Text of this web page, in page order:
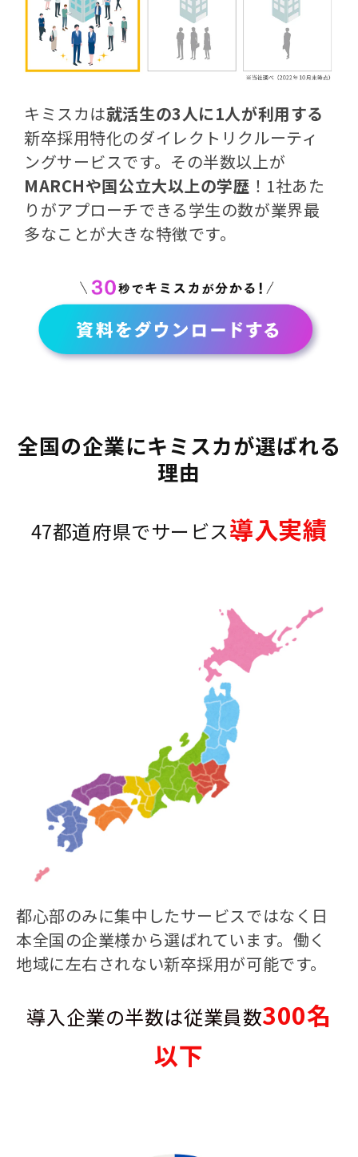
キミスカは就活生の3人に1人が利用する
新卒採用特化のダイレクトリクルーティ
ングサービスです。その半数以上が
MARCHや国公立大以上の学歴 ！1社あた
りがアプローチできる学生の数が業界最
多なことが大きな特徴です。
全国の企業にキミスカが選ばれる
理由
47都道府県でサービス導入実績
都心部のみに集中したサービスではなく日
本全国の企業様から選ばれています。働く
地域に左右されない新卒採用が可能です。
導入企業の半数は従業員数300名
以下